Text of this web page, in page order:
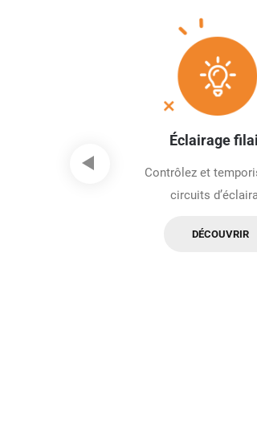
Éclairage
Contrôlez et
circuits
DÉCOUVRIR